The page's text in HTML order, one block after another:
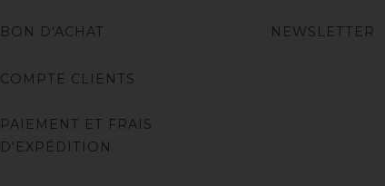
BON D'ACHAT
COMPTE CLIENTS
PAIEMENT ET FRAIS
D'EXPÉDITION
NEWSLETTER